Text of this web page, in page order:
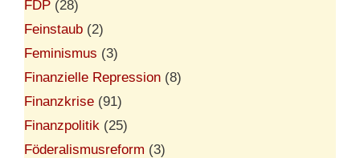
FDP (28)
Feinstaub (2)
Feminismus (3)
Finanzielle Repression (8)
Finanzkrise (91)
Finanzpolitik (25)
Föderalismusreform (3)